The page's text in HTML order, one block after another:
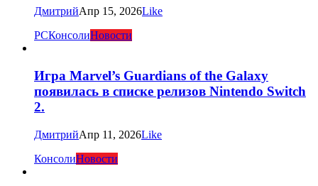
ДмитрийАпр 15, 2026Like
PCКонсолиНовости
Игра Marvel’s Guardians of the Galaxy
появилась в списке релизов Nintendo Switch
2.
ДмитрийАпр 11, 2026Like
КонсолиНовости